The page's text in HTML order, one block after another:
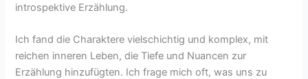
introspektive Erzählung.
Ich fand die Charaktere vielschichtig und komplex, mit
reichen inneren Leben, die Tiefe und Nuancen zur
Erzählung hinzufügten. Ich frage mich oft, was uns zu